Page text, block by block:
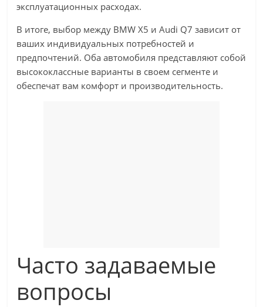
эксплуатационных расходах.
В итоге, выбор между BMW X5 и Audi Q7 зависит от
ваших индивидуальных потребностей и
предпочтений. Оба автомобиля представляют собой
высококлассные варианты в своем сегменте и
обеспечат вам комфорт и производительность.
Часто задаваемые
вопросы